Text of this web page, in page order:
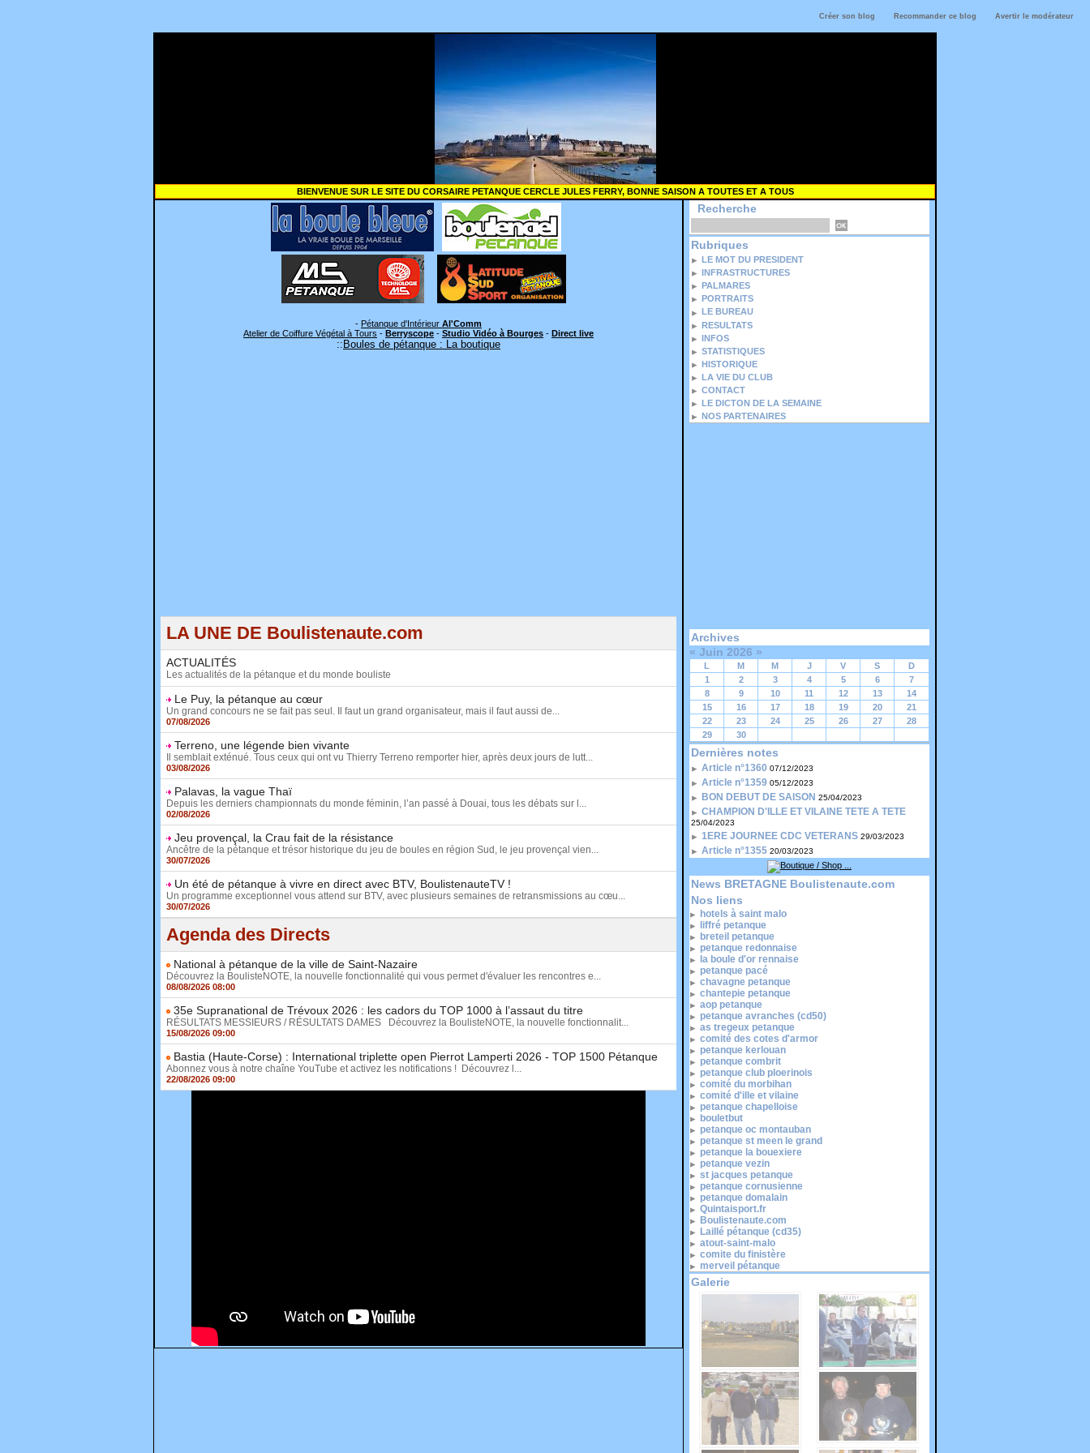
Créer son blog Recommander ce blog Avertir le modérateur
BIENVENUE SUR LE SITE DU CORSAIRE PETANQUE CERCLE JULES FERRY, BONNE SAISON A TOUTES ET A TOUS
- Pétanque d'Intérieur Al'Comm
Atelier de Coiffure Végétal à Tours - Berryscope - Studio Vidéo à Bourges - Direct live
:: Boules de pétanque : La boutique
LA UNE DE Boulistenaute.com
ACTUALITÉS
Les actualités de la pétanque et du monde bouliste
Le Puy, la pétanque au cœur
Un grand concours ne se fait pas seul. Il faut un grand organisateur, mais il faut aussi de...
07/08/2026
Terreno, une légende bien vivante
Il semblait exténué. Tous ceux qui ont vu Thierry Terreno remporter hier, après deux jours de lutt...
03/08/2026
Palavas, la vague Thaï
Depuis les derniers championnats du monde féminin, l’an passé à Douai, tous les débats sur l...
02/08/2026
Jeu provençal, la Crau fait de la résistance
Ancêtre de la pétanque et trésor historique du jeu de boules en région Sud, le jeu provençal vien...
30/07/2026
Un été de pétanque à vivre en direct avec BTV, BoulistenauteTV !
Un programme exceptionnel vous attend sur BTV, avec plusieurs semaines de retransmissions au cœu...
30/07/2026
Agenda des Directs
National à pétanque de la ville de Saint-Nazaire
Découvrez la BoulisteNOTE, la nouvelle fonctionnalité qui vous permet d'évaluer les rencontres e...
08/08/2026 08:00
35e Supranational de Trévoux 2026 : les cadors du TOP 1000 à l’assaut du titre
RÉSULTATS MESSIEURS / RÉSULTATS DAMES Découvrez la BoulisteNOTE, la nouvelle fonctionnalit...
15/08/2026 09:00
Bastia (Haute-Corse) : International triplette open Pierrot Lamperti 2026 - TOP 1500 Pétanque
Abonnez vous à notre chaîne YouTube et activez les notifications ! Découvrez l...
22/08/2026 09:00
Recherche
Rubriques
LE MOT DU PRESIDENT
INFRASTRUCTURES
PALMARES
PORTRAITS
LE BUREAU
RESULTATS
INFOS
STATISTIQUES
HISTORIQUE
LA VIE DU CLUB
CONTACT
LE DICTON DE LA SEMAINE
NOS PARTENAIRES
Archives
« Juin 2026 »
L M M J V S
D
1
2 3 4 5 6
7
8
9 10 11 12 13
14
15
16 17 18 19 20
21
22
23 24 25 26 27
28
29
30
Dernières notes
Article n°1360 07/12/2023
Article n°1359 05/12/2023
BON DEBUT DE SAISON 25/04/2023
CHAMPION D'ILLE ET VILAINE TETE A TETE
25/04/2023
1ERE JOURNEE CDC VETERANS 29/03/2023
Article n°1355 20/03/2023
News BRETAGNE Boulistenaute.com
Nos liens
hotels à saint malo
liffré petanque
breteil petanque
petanque redonnaise
la boule d'or rennaise
petanque pacé
chavagne petanque
chantepie petanque
aop petanque
petanque avranches (cd50)
as tregeux petanque
comité des cotes d'armor
petanque kerlouan
petanque combrit
petanque club ploerinois
comité du morbihan
comité d'ille et vilaine
petanque chapelloise
bouletbut
petanque oc montauban
petanque st meen le grand
petanque la bouexiere
petanque vezin
st jacques petanque
petanque cornusienne
petanque domalain
Quintaisport.fr
Boulistenaute.com
Laillé pétanque (cd35)
atout-saint-malo
comite du finistère
merveil pétanque
Galerie